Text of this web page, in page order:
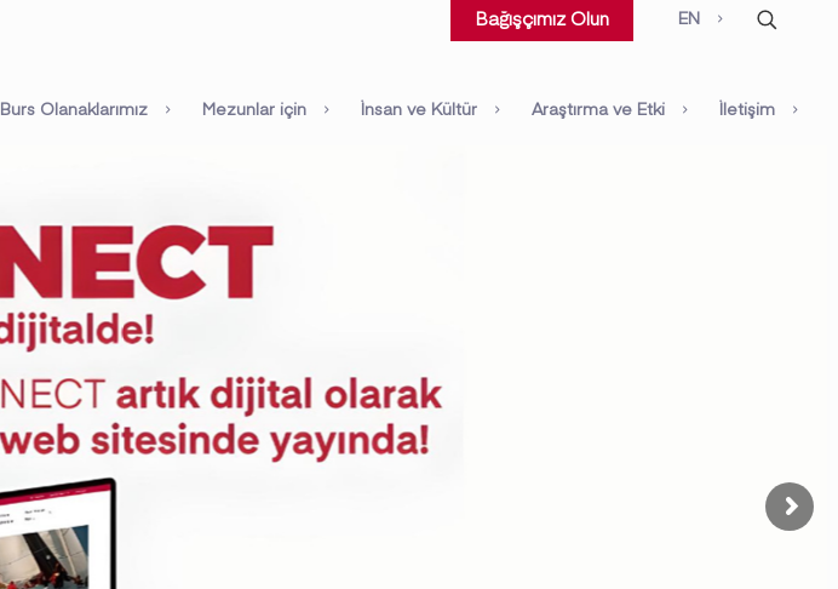
Bağışçımız Olun EN
Burs Olanaklarımız Mezunlar için İnsan ve Kültür Araştırma ve Etki İletişim